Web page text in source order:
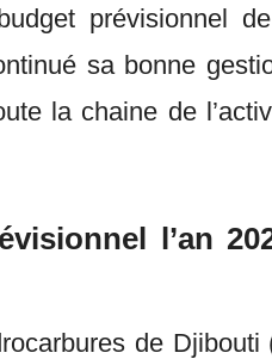
prévisionnel
sa bonne
la chaine de
l’an
de